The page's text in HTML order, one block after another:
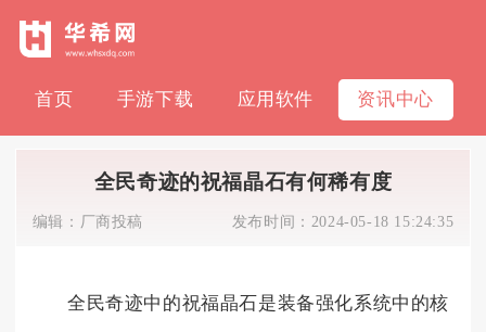
首页 手游下载 应用软件 资讯中心
全民奇迹的祝福晶石有何稀有度
编辑： 厂商投稿 发布时间： 2024-05-18 15:24:35
全民奇迹中的祝福晶石是装备强化系统中的核